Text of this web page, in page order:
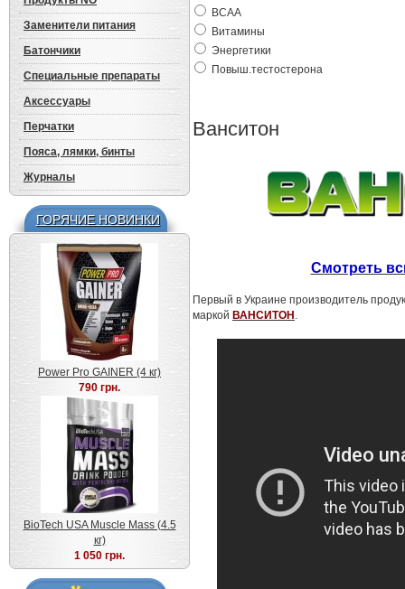
Заменители питания
Батончики
Специальные препараты
Аксессуары
Перчатки
Пояса, лямки, бинты
Журналы
ГОРЯЧИЕ НОВИНКИ
Power Pro GAINER (4 кг)
790 грн.
BioTech USA Muscle Mass (4.5
кг)
1 050 грн.
BCAA
Витамины
Энергетики
Повыш.тестостерона
Ванситон
Смотреть
Первый в Украине производитель
маркой ВАНСИТОН .